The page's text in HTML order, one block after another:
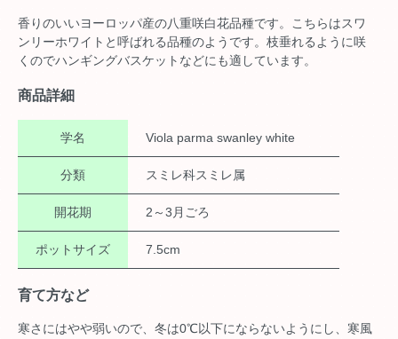
香りのいいヨーロッパ産の八重咲白花品種です。こちらはスワ
ンリーホワイトと呼ばれる品種のようです。枝垂れるように咲
くのでハンギングバスケットなどにも適しています。
商品詳細
学名 Viola parma swanley white
分類 スミレ科スミレ属
開花期 2～3月ごろ
ポットサイズ 7.5cm
育て方など
寒さにはやや弱いので、冬は0℃以下にならないようにし、寒風